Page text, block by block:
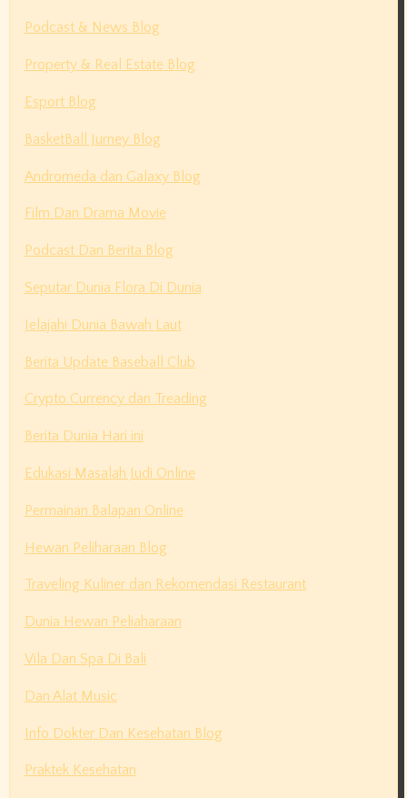
Podcast & News Blog
Property & Real Estate Blog
Esport Blog
BasketBall Jurney Blog
Andromeda dan Galaxy Blog
Film Dan Drama Movie
Podcast Dan Berita Blog
Seputar Dunia Flora Di Dunia
Jelajahi Dunia Bawah Laut
Berita Update Baseball Club
Crypto Currency dan Treading
Berita Dunia Hari ini
Edukasi Masalah Judi Online
Permainan Balapan Online
Hewan Peliharaan Blog
Traveling Kuliner dan Rekomendasi Restaurant
Dunia Hewan Peliaharaan
Vila Dan Spa Di Bali
Dan Alat Music
Info Dokter Dan Kesehatan Blog
Praktek Kesehatan